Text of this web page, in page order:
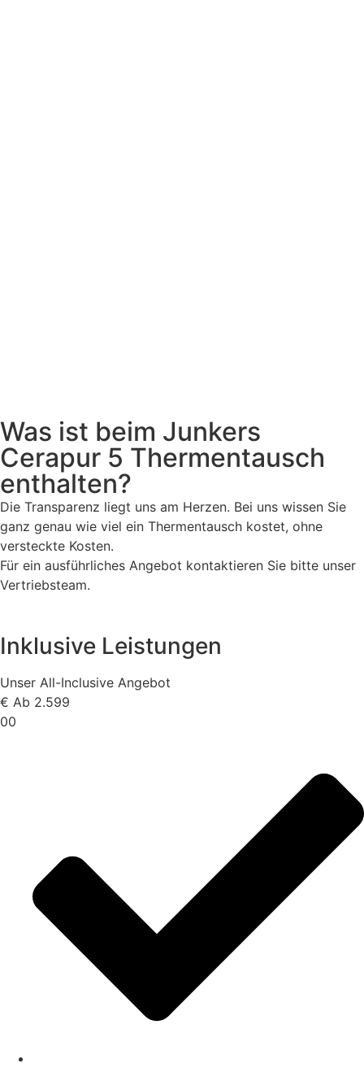
Was ist beim Junkers
Cerapur 5 Thermentausch
enthalten?
Die Transparenz liegt uns am Herzen. Bei uns wissen Sie
ganz genau wie viel ein Thermentausch kostet, ohne
versteckte Kosten.
Für ein ausführliches Angebot kontaktieren Sie bitte unser
Vertriebsteam.
Inklusive Leistungen
Unser All-Inclusive Angebot
€ Ab 2.599
00